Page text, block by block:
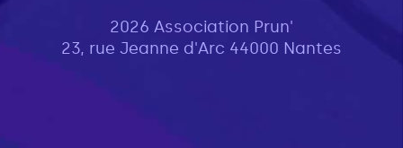
2026 Association Prun'
23, rue Jeanne d'Arc 44000 Nantes